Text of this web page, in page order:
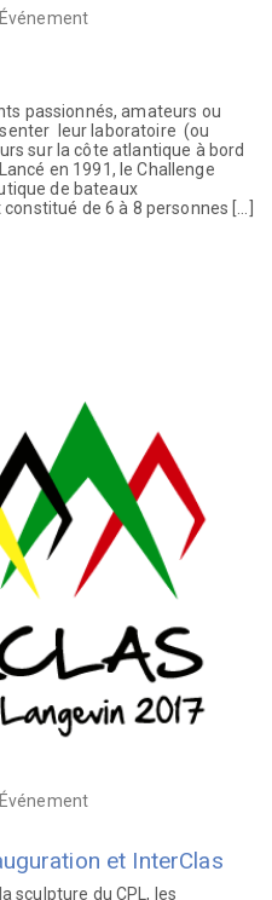
Événement
passionnés, amateurs ou
leur laboratoire (ou
sur la côte atlantique à bord
en 1991, le Challenge
de bateaux
de 6 à 8 personnes […]
Événement
et InterClas
sculpture du CPL, les